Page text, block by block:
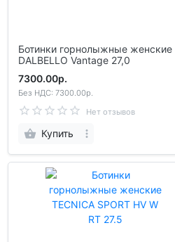
Ботинки горнолыжные женские
DALBELLO Vantage 27,0
7300.00р.
Без НДС: 7300.00р.
Нет отзывов
Купить